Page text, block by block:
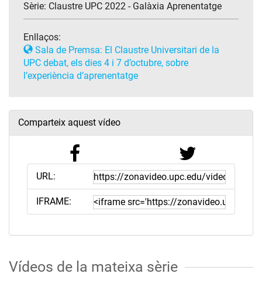
Sèrie: Claustre UPC 2022 - Galàxia Aprenentatge
Enllaços:
Sala de Premsa: El Claustre Universitari de la
UPC debat, els dies 4 i 7 d’octubre, sobre
l’experiència d’aprenentatge
Comparteix aquest vídeo
URL:
IFRAME:
Vídeos de la mateixa sèrie